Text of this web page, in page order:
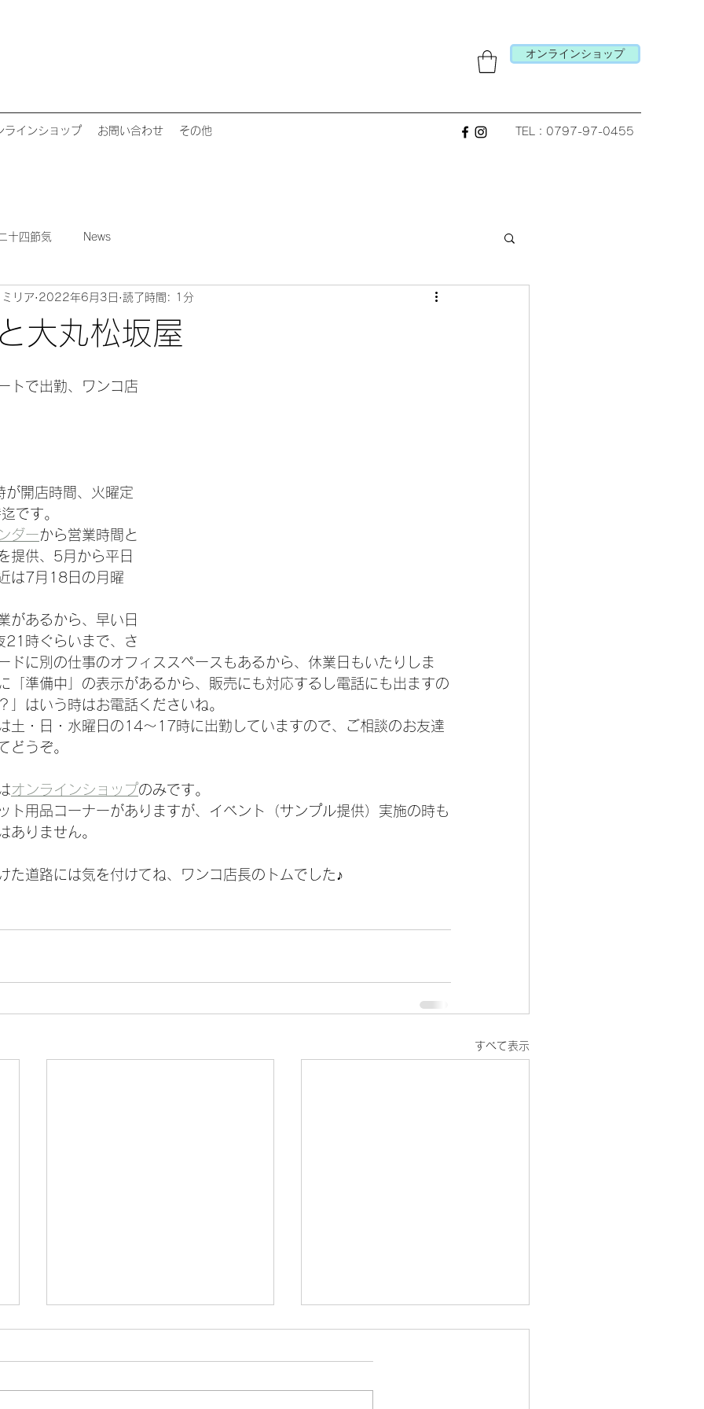
オンラインショップ
ラインショップ お問い合わせ その他 TEL：0797-97-0455
十四節気 News
大丸松坂屋
リア 2022年6月3日 読了時間: 1分
トで出勤、ワンコ店
開店時間、火曜定
です。
ダーから営業時間と
提供、5月から平日
は7月18日の月曜
があるから、早い日
21時ぐらいまで、さ
ドに別の仕事のオフィススペースもあるから、休業日もいたりしま
「準備中」の表示があるから、販売にも対応するし電話にも出ますの
」はいう時はお電話くださいね。
土・日・水曜日の14～17時に出勤していますので、ご相談のお友達
どうぞ。
オンラインショップのみです。
ト用品コーナーがありますが、イベント（サンプル提供）実施の時も
ありません。
た道路には気を付けてね、ワンコ店長のトムでした♪
すべて表示